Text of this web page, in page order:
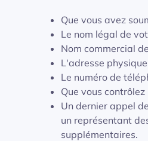
Que vous avez
Le nom légal de
Nom commercial
L'adresse
Le numéro de
Que vous
Un dernier appel
un représentant
supplémentaires.